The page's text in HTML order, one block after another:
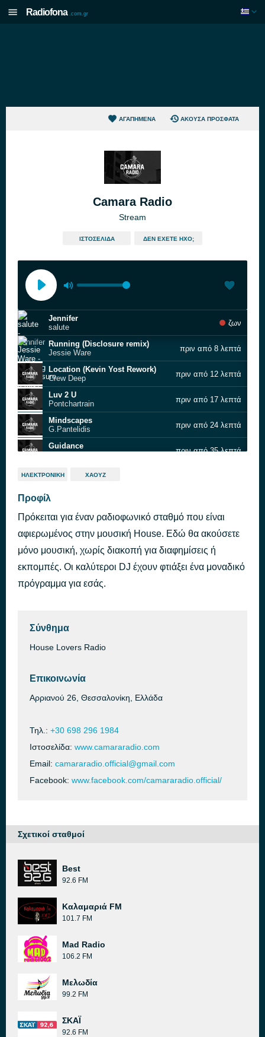
Radiofona .com.gr
ΑΓΑΠΗΜΈΝΑ ΆΚΟΥΣΑ ΠΡΌΣΦΑΤΑ
Camara Radio
Stream
ΙΣΤΟΣΕΛΊΔΑ ΔΕΝ ΈΧΕΤΕ ΉΧΟ;
Jennifer
salute
ζων
Running (Disclosure remix)
Jessie Ware
πριν από 8 λεπτά
Location (Kevin Yost Rework)
Crew Deep
πριν από 12 λεπτά
Luv 2 U
Pontchartrain
πριν από 17 λεπτά
Mindscapes
G.Pantelidis
πριν από 24 λεπτά
Guidance
πριν από 35 λεπτά
ALL THIS LOVE
Alexithymia
That's Where it all Began
Los Chicos Altos
To the Timeless
Luka Sambe, Filter Bear, Liz Cirelli
πριν από 57 λεπτά
ΗΛΕΚΤΡΟΝΙΚΉ ΧΆΟΥΖ
Προφίλ
Πρόκειται για έναν ραδιοφωνικό σταθμό που είναι
αφιερωμένος στην μουσική House. Εδώ θα ακούσετε
μόνο μουσική, χωρίς διακοπή για διαφημίσεις ή
εκπομπές. Οι καλύτεροι DJ έχουν φτιάξει ένα μοναδικό
πρόγραμμα για εσάς.
Σύνθημα
House Lovers Radio
Επικοινωνία
Αρριανού 26, Θεσσαλονίκη, Ελλάδα
Τηλ.: +30 698 296 1984
Ιστοσελίδα: www.camararadio.com
Email: camararadio.official@gmail.com
Facebook: www.facebook.com/camararadio.official/
Σχετικοί σταθμοί
Best
92.6 FM
Καλαμαριά FM
101.7 FM
Mad Radio
106.2 FM
Μελωδία
99.2 FM
ΣΚΑΪ
92.6 FM